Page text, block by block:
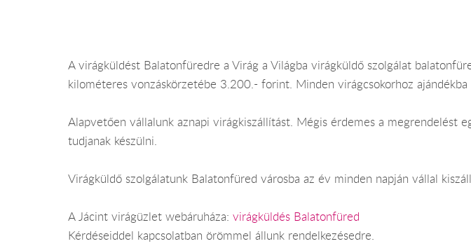
A virágküldést Balatonfüredre a Virág a Világba virágküldő szolgálat
kilométeres vonzáskörzetébe 3.200.- forint. Minden virágcsokorhoz
Alapvetően vállalunk aznapi virágkiszállítást. Mégis érdemes a megrendelést
tudjanak készülni.
Virágküldő szolgálatunk Balatonfüred városba az év minden napján vállal
A Jácint virágüzlet webáruháza: virágküldés Balatonfüred
Kérdéseiddel kapcsolatban örömmel állunk rendelkezésedre.